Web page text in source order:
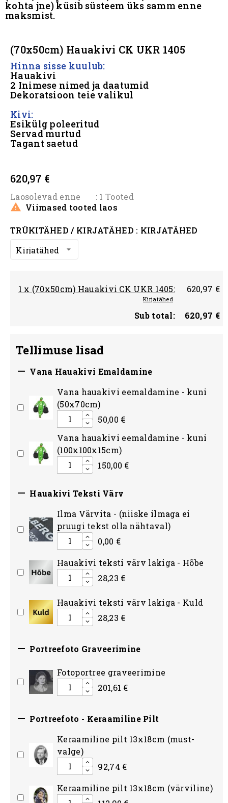
kohta jne) küsib süsteem üks samm enne
maksmist.
(70x50cm) Hauakivi CK UKR 1405
Hinna sisse kuulub:
Hauakivi
2 Inimese nimed ja daatumid
Dekoratsioon teie valikul
Kivi:
Esikülg poleeritud
Servad murtud
Tagant saetud
620,97 €
Laosolevad enne : 1 Tooted
 Viimased tooted laos
TRÜKITÄHED / KIRJATÄHED : KIRJATÄHED
1 x (70x50cm) Hauakivi CK UKR 1405:
Kirjatähed
620,97 €
Sub total: 620,97 €
Tellimuse lisad
 Vana Hauakivi Emaldamine
Vana hauakivi eemaldamine - kuni
(50x70cm)
50,00 €
Vana hauakivi eemaldamine - kuni
(100x100x15cm)
150,00 €
 Hauakivi Teksti Värv
Ilma Värvita - (niiske ilmaga ei
pruugi tekst olla nähtaval)
0,00 €
Hauakivi teksti värv lakiga - Hõbe
28,23 €
Hauakivi teksti värv lakiga - Kuld
28,23 €
 Portreefoto Graveerimine
Fotoportree graveerimine
201,61 €
 Portreefoto - Keraamiline Pilt
Keraamiline pilt 13x18cm (must-
valge)
92,74 €
Keraamiline pilt 13x18cm (värviline)